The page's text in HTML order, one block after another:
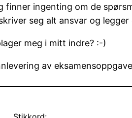
finner ingenting om de
seg alt ansvar og
meg i mitt indre? :-)
av